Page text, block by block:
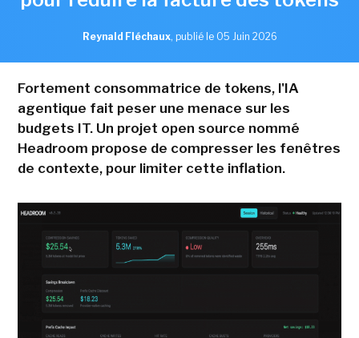
Reynald Fléchaux, publié le 05 Juin 2026
Fortement consommatrice de tokens, l'IA
agentique fait peser une menace sur les
budgets IT. Un projet open source nommé
Headroom propose de compresser les fenêtres
de contexte, pour limiter cette inflation.